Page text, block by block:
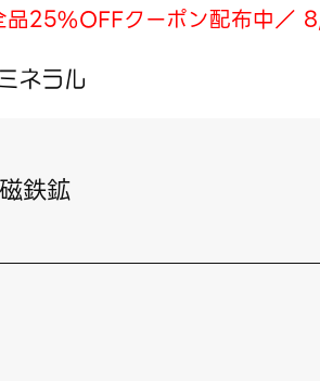
品25%OFFクーポン配布中／
磁鉄鉱